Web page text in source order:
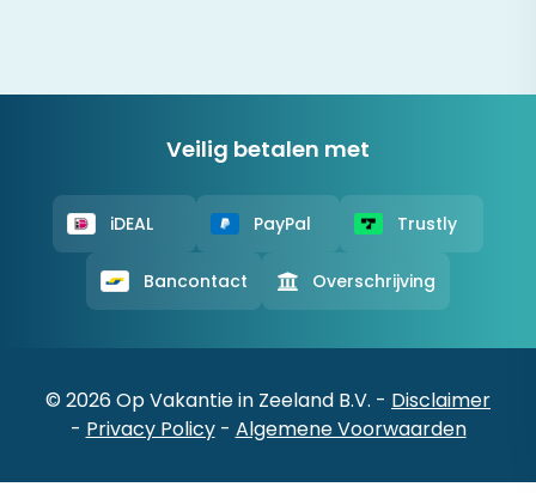
Veilig betalen met
iDEAL PayPal Trustly
Bancontact Overschrijving
© 2026 Op Vakantie in Zeeland B.V. - Disclaimer
- Privacy Policy- Algemene Voorwaarden